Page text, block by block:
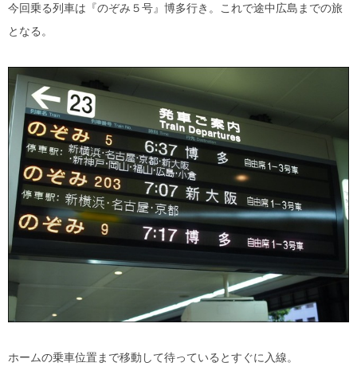
今回乗る列車は『のぞみ５号』博多行き。これで途中広島までの旅
となる。
ホームの乗車位置まで移動して待っているとすぐに入線。